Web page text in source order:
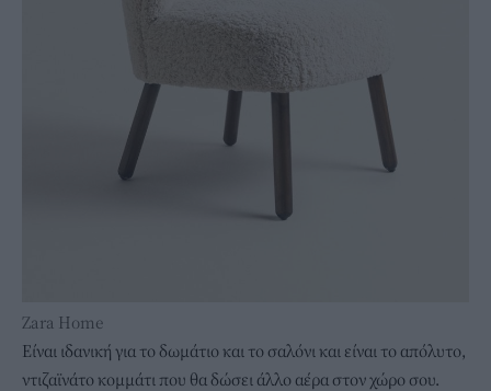
Zara Home
Είναι ιδανική για το δωμάτιο και το σαλόνι και είναι το απόλυτο,
ντιζαϊνάτο κομμάτι που θα δώσει άλλο αέρα στον χώρο σου.